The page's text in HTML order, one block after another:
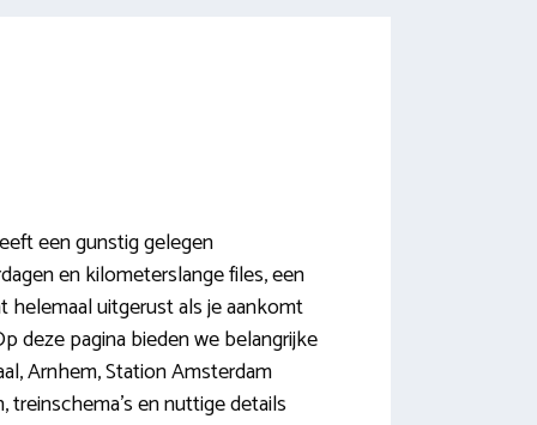
een gunstig gelegen
en kilometerslange files, een
helemaal uitgerust als je aankomt
deze pagina bieden we belangrijke
Arnhem, Station Amsterdam
treinschema’s en nuttige details